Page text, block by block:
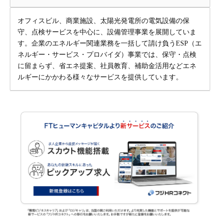
オフィスビル、商業施設、太陽光発電所の電気設備の保
守、点検サービスを中心に、設備管理事業を展開していま
す。企業のエネルギー関連業務を一括して請け負うESP（エ
ネルギー・サービス・プロバイダ）事業では、保守・点検
に留まらず、省エネ提案、社員教育、補助金活用などエネ
ルギーにかかわる様々なサービスを提供しています。